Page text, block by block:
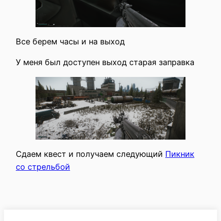
Все берем часы и на выход
У меня был доступен выход старая заправка
Сдаем квест и получаем следующий Пикник
со стрельбой